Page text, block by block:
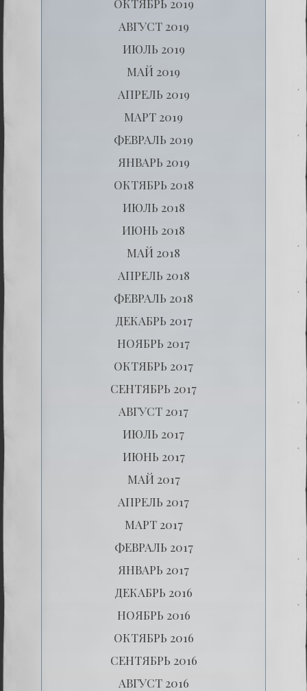
ОКТЯБРЬ 2019
АВГУСТ 2019
ИЮЛЬ 2019
МАЙ 2019
АПРЕЛЬ 2019
МАРТ 2019
ФЕВРАЛЬ 2019
ЯНВАРЬ 2019
ОКТЯБРЬ 2018
ИЮЛЬ 2018
ИЮНЬ 2018
МАЙ 2018
АПРЕЛЬ 2018
ФЕВРАЛЬ 2018
ДЕКАБРЬ 2017
НОЯБРЬ 2017
ОКТЯБРЬ 2017
СЕНТЯБРЬ 2017
АВГУСТ 2017
ИЮЛЬ 2017
ИЮНЬ 2017
МАЙ 2017
АПРЕЛЬ 2017
МАРТ 2017
ФЕВРАЛЬ 2017
ЯНВАРЬ 2017
ДЕКАБРЬ 2016
НОЯБРЬ 2016
ОКТЯБРЬ 2016
СЕНТЯБРЬ 2016
АВГУСТ 2016